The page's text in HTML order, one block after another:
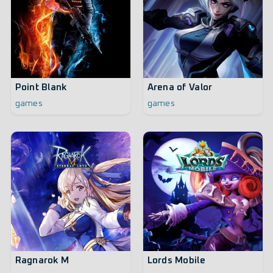
Point Blank
games
Arena of Valor
games
Ragnarok M Lords Mobile